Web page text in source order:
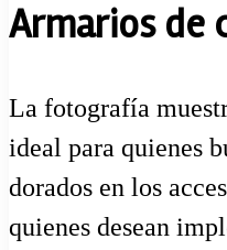
Armarios de
La fotografía
ideal para quienes
dorados en los
quienes desean